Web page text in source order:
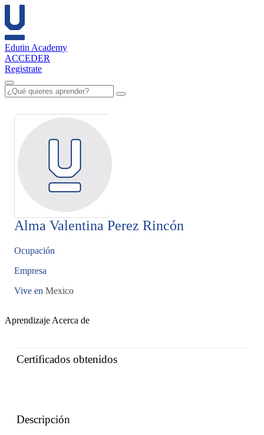
Edutin Academy
ACCEDER
Registrate
Alma Valentina Perez Rincón
Ocupación
Empresa
Vive en Mexico
Aprendizaje Acerca de
Certificados obtenidos
Descripción